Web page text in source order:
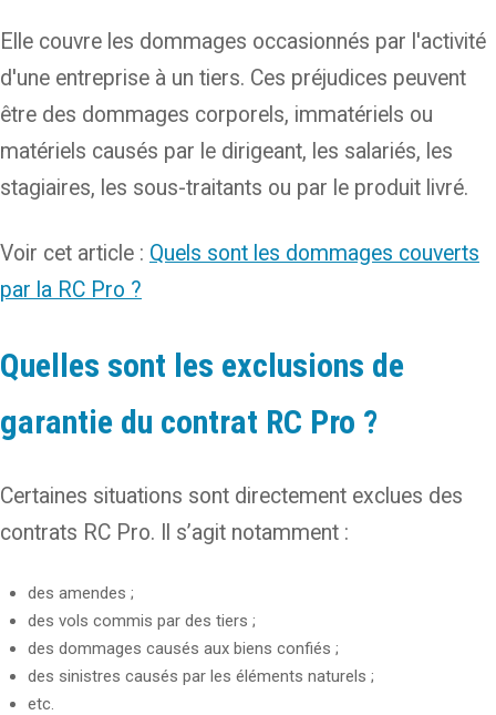
Elle couvre les dommages occasionnés par l'activité
d'une entreprise à un tiers. Ces préjudices peuvent
être des dommages corporels, immatériels ou
matériels causés par le dirigeant, les salariés, les
stagiaires, les sous-traitants ou par le produit livré.
Voir cet article : Quels sont les dommages couverts
par la RC Pro ?
Quelles sont les exclusions de
garantie du contrat RC Pro ?
Certaines situations sont directement exclues des
contrats RC Pro. Il s’agit notamment :
des amendes ;
des vols commis par des tiers ;
des dommages causés aux biens confiés ;
des sinistres causés par les éléments naturels ;
etc.